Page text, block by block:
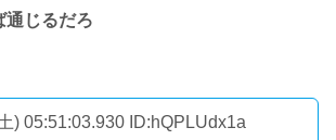
通じるだろ
) 05:51:03.930 ID:hQPLUdx1a